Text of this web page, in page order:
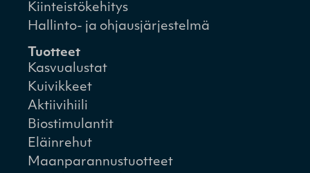
Kiinteistökehitys
Hallinto- ja ohjausjärjestelmä
Tuotteet
Kasvualustat
Kuivikkeet
Aktiivihiili
Biostimulantit
Eläinrehut
Maanparannustuotteet